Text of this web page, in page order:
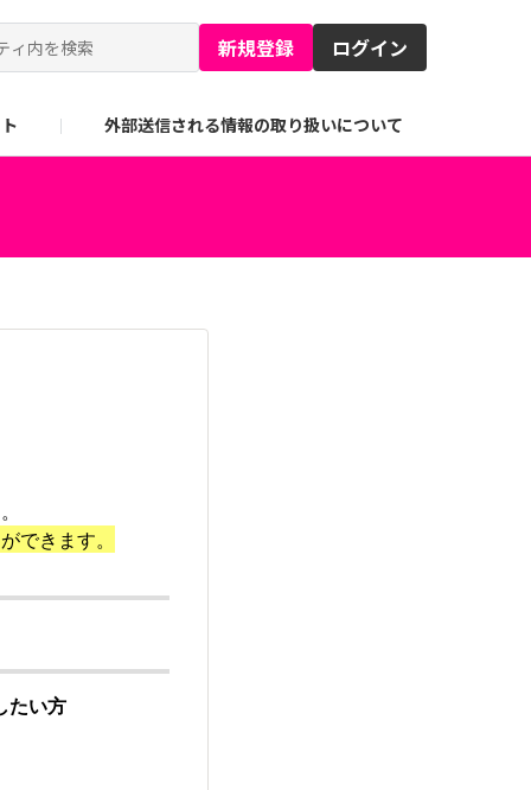
新規登録 ログイン
外部送信される情報の取り扱いについて
できます。
たい方